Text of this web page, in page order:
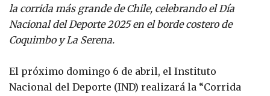
la corrida más grande de Chile, celebrando el Día
Nacional del Deporte 2025 en el borde costero de
Coquimbo y La Serena.
El próximo domingo 6 de abril, el Instituto
Nacional del Deporte (IND) realizará la “Corrida